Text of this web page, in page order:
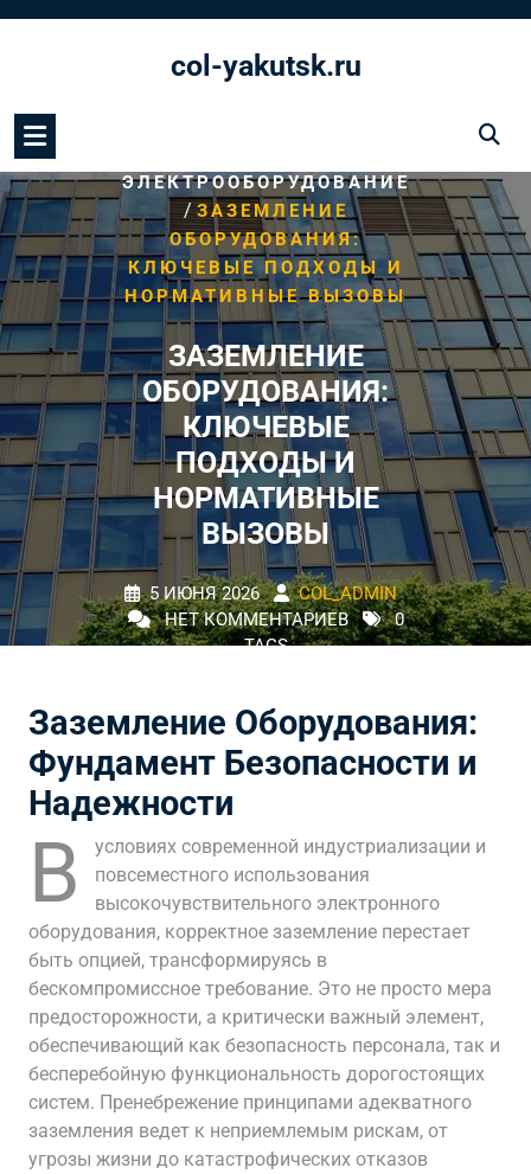
col-yakutsk.ru
ЭЛЕКТРООБОРУДОВАНИЕ
/ЗАЗЕМЛЕНИЕ
ОБОРУДОВАНИЯ:
КЛЮЧЕВЫЕ ПОДХОДЫ И
НОРМАТИВНЫЕ ВЫЗОВЫ
ЗАЗЕМЛЕНИЕ
ОБОРУДОВАНИЯ:
КЛЮЧЕВЫЕ
ПОДХОДЫ И
НОРМАТИВНЫЕ
ВЫЗОВЫ
5 ИЮНЯ 2026
COL_ADMIN
НЕТ КОММЕНТАРИЕВ
0
TAGS
Заземление Оборудования:
Фундамент Безопасности и
Надежности
В
условиях современной индустриализации и
повсеместного использования
высокочувствительного электронного
оборудования, корректное заземление перестает
быть опцией, трансформируясь в
бескомпромиссное требование. Это не просто мера
предосторожности, а критически важный элемент,
обеспечивающий как безопасность персонала, так и
бесперебойную функциональность дорогостоящих
систем. Пренебрежение принципами адекватного
заземления ведет к неприемлемым рискам, от
угрозы жизни до катастрофических отказов